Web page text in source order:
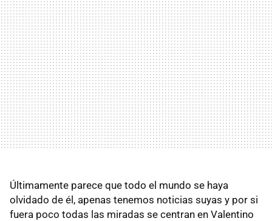
Últimamente parece que todo el mundo se haya
olvidado de él, apenas tenemos noticias suyas y por si
fuera poco todas las miradas se centran en Valentino